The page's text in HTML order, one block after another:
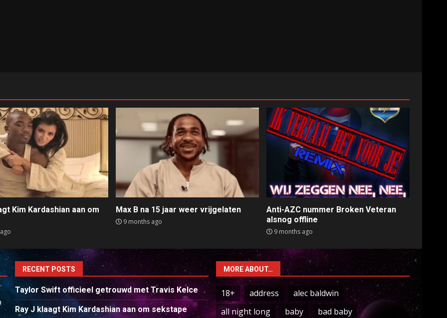
Kim Kardashian aan om
Max B na 15 jaar weer vrijgelaten
9 months ago
Anti-AZC nummer Broken Veteran
alsnog offline
9 months ago
RECENT POSTS
Taylor Swift officieel getrouwd met Travis Kelce
Ray J klaagt Kim Kardashian aan om sekstape
MORE ABOUT…
18+ address
alec baldwin
all night long
baby
bad baby